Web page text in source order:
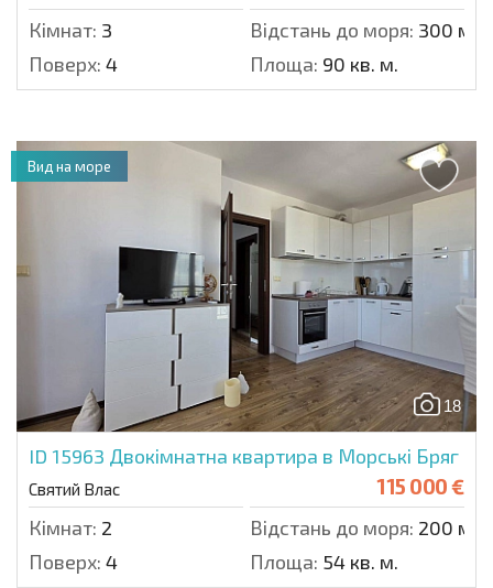
Кімнат: 3 Відстань до моря: 300 м.
Поверх: 4 Площа: 90 кв. м.
18
ID 15963 Двокімнатна квартира в Морські Бряг
Святий Влас 115 000 €
Кімнат: 2 Відстань до моря: 200 м.
Поверх: 4 Площа: 54 кв. м.
Вид на море